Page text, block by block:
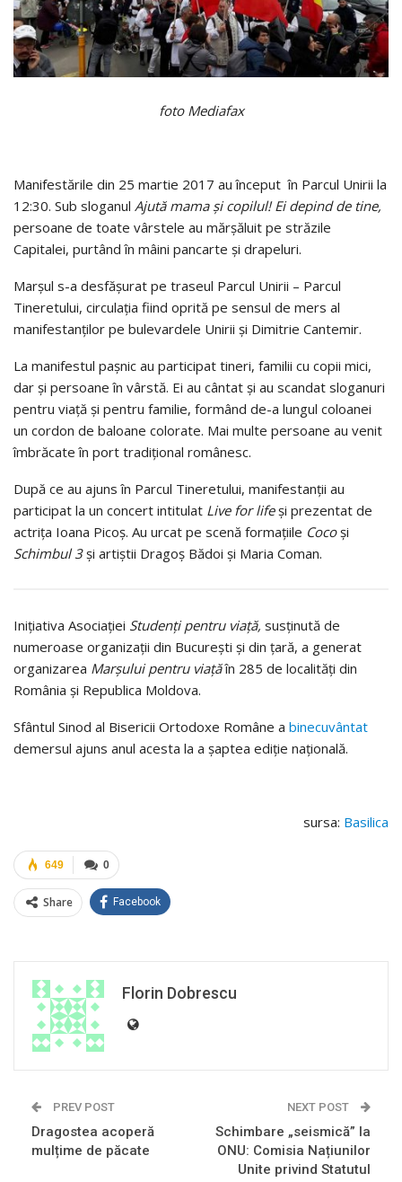
foto Mediafax
Manifestările din 25 martie 2017 au început în Parcul Unirii la
12:30. Sub sloganul Ajută mama și copilul! Ei depind de tine,
persoane de toate vârstele au mărșăluit pe străzile
Capitalei, purtând în mâini pancarte și drapeluri.
Marșul s-a desfășurat pe traseul Parcul Unirii – Parcul
Tineretului, circulația fiind oprită pe sensul de mers al
manifestanților pe bulevardele Unirii și Dimitrie Cantemir.
La manifestul pașnic au participat tineri, familii cu copii mici,
dar și persoane în vârstă. Ei au cântat și au scandat sloganuri
pentru viață și pentru familie, formând de-a lungul coloanei
un cordon de baloane colorate. Mai multe persoane au venit
îmbrăcate în port tradițional românesc.
După ce au ajuns în Parcul Tineretului, manifestanții au
participat la un concert intitulat Live for lifeși prezentat de
actrița Ioana Picoș. Au urcat pe scenă formațiile Cocoși
Schimbul 3și artiștii Dragoș Bădoi și Maria Coman.
Inițiativa Asociației Studenți pentru viață, susținută de
numeroase organizații din București și din țară, a generat
organizarea Marșului pentru viațăîn 285 de localități din
România și Republica Moldova.
Sfântul Sinod al Bisericii Ortodoxe Române a binecuvântat
demersul ajuns anul acesta la a șaptea ediție națională.
sursa: Basilica
0
649
Share Facebook
Florin Dobrescu
PREV POST
Dragostea acoperă
mulțime de păcate
NEXT POST
Schimbare „seismică” la
ONU: Comisia Națiunilor
Unite privind Statutul